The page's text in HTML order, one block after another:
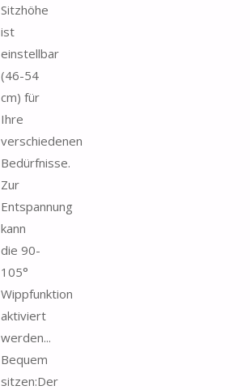
Sitzhöhe
ist
einstellbar
(46-54
cm) für
Ihre
verschiedenen
Bedürfnisse.
Zur
Entspannung
kann
die 90-
105°
Wippfunktion
aktiviert
werden...
Bequem
sitzen:Der